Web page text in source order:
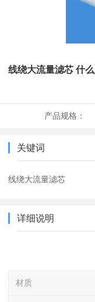
线绕大流量滤芯 什
产品规格：
关键词
线绕大流量滤芯
详细说明
材质